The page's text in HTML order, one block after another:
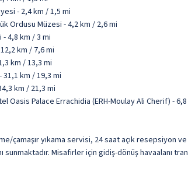
- 2,4 km / 1,5 mi
Ordusu Müzesi - 4,2 km / 2,6 mi
4,8 km / 3 mi
km / 7,6 mi
km / 13,3 mi
31,1 km / 19,3 mi
km / 21,3 mi
Oasis Palace Errachidia (ERH-Moulay Ali Cherif) -
çamaşır yıkama servisi, 24 saat açık
sunmaktadır. Misafirler için gidiş-dönüş